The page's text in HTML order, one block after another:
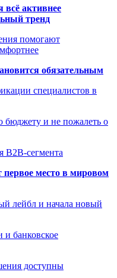
активнее
тренд
помогают
обязательным
специалистов в
бюджету и не пожалеть о
B2B-сегмента
место в мировом
лейбл и начала новый
и банковское
доступны